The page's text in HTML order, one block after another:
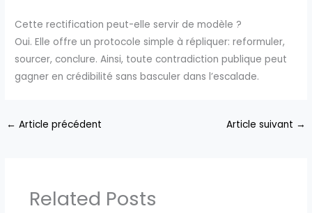
Cette rectification peut-elle servir de modèle ?
Oui. Elle offre un protocole simple à répliquer: reformuler,
sourcer, conclure. Ainsi, toute contradiction publique peut
gagner en crédibilité sans basculer dans l’escalade.
← Article précédent Article suivant →
Related Posts